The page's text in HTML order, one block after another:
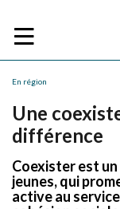
En région
Une
différence
Coexister est
jeunes, qui
active au